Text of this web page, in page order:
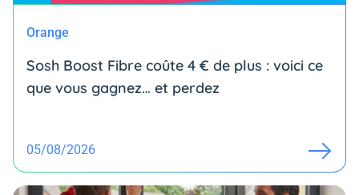
Orange
Sosh Boost Fibre coûte 4 € de plus : voici ce
que vous gagnez… et perdez
05/08/2026